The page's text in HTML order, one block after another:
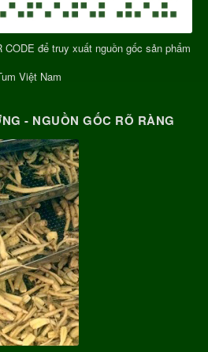
để truy xuất nguồn gốc sản phẩm
Việt Nam
- NGUỒN GỐC RÕ RÀNG